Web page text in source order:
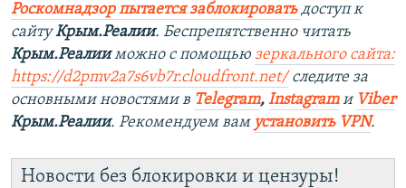
Роскомнадзор пытается заблокировать доступ к
сайтуКрым.Реалии. Беспрепятственно читать
Крым.Реалииможно с помощью зеркального сайта:
https://d2pmv2a7s6vb7r.cloudfront.net/ следите за
основными новостями в Telegram, Instagramи Viber
Крым.Реалии. Рекомендуем вам установить VPN.
Новости без блокировки и цензуры!